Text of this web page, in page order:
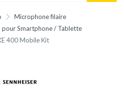
Microphone filaire
pour Smartphone / Tablette
400 Mobile Kit